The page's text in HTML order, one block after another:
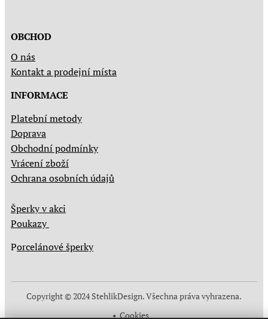
OBCHOD
O nás
Kontakt a prodejní místa
INFORMACE
Platební metody
Doprava
Obchodní podmínky
Vrácení zboží
Ochrana osobních údajů
Šperky v akci
Poukazy
Porcelánové šperky
Copyright © 2024 StehlikDesign. Všechna práva vyhrazena.
Cookies